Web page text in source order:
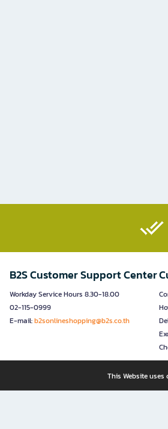
B2S Customer Support Center
Workday Service Hours 8.30-18.00
02-115-0999
E-mail:b2sonlineshopping@b2s.co.th
This Website